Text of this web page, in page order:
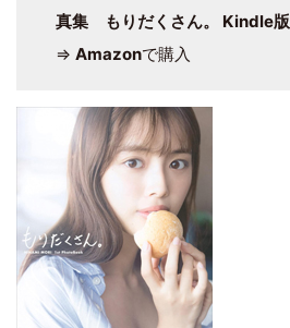
真集 もりだくさん。 Kindle版
⇒ Amazonで購入